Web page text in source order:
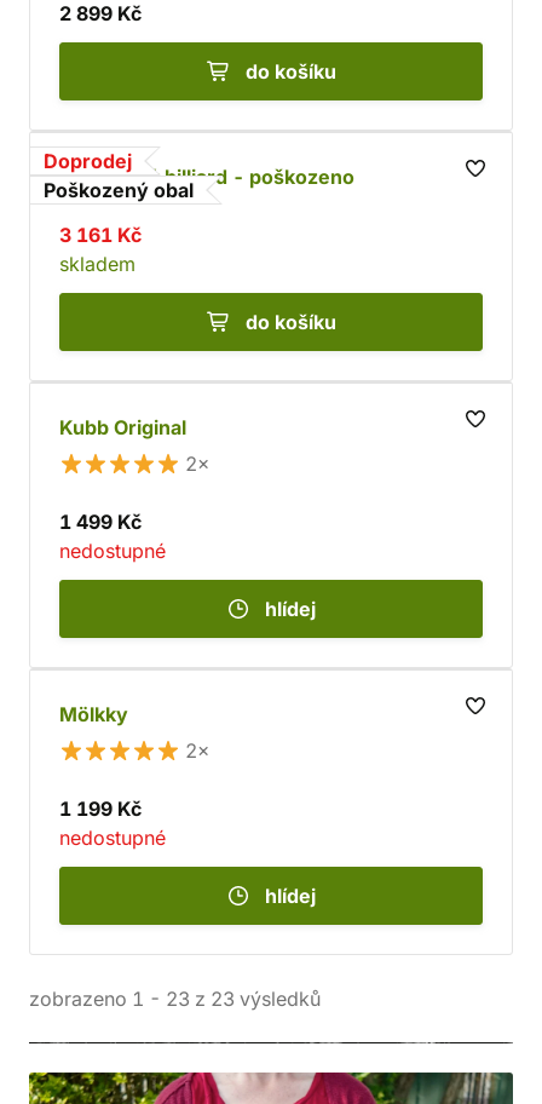
2 899 Kč
do košíku
Doprodej
Poškozený obal
Holandský billiard - poškozeno
3 161 Kč
skladem
do košíku
Kubb Original
2×
1 499 Kč
nedostupné
hlídej
Mölkky
2×
1 199 Kč
nedostupné
hlídej
zobrazeno 1 - 23 z 23 výsledků